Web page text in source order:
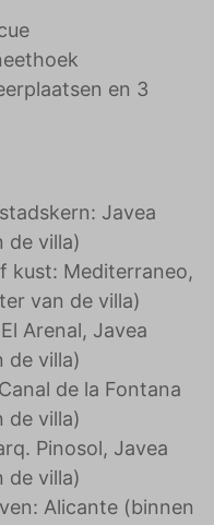
en 3
Javea
de villa)
kust: Mediterraneo,
van de villa)
Arenal, Javea
de villa)
de la Fontana
de villa)
Pinosol, Javea
de villa)
Alicante (binnen